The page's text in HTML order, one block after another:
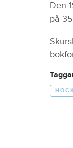
Den
på